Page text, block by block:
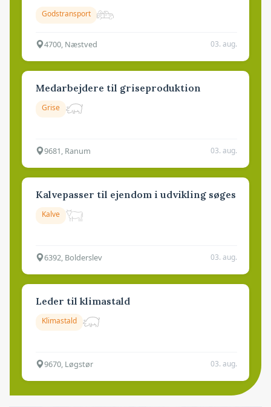
Godstransport
4700, Næstved 03. aug.
Medarbejdere til griseproduktion
Grise
9681, Ranum 03. aug.
Kalvepasser til ejendom i udvikling søges
Kalve
6392, Bolderslev 03. aug.
Leder til klimastald
Klimastald
9670, Løgstør 03. aug.